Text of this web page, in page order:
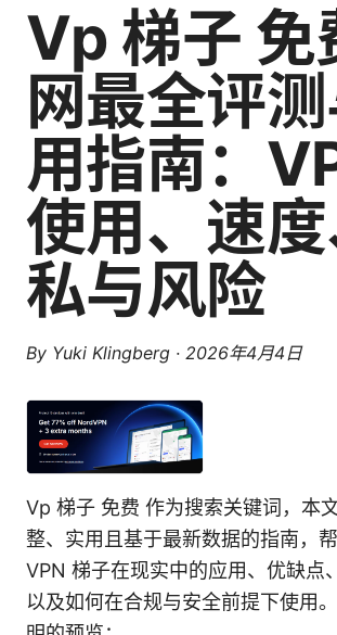
Vp 梯子 免
网最全评
用指南：
使用、速
私与风险
By Yuki Klingberg · 2026年4月4日
Vp 梯子 免费 作为搜索关键词，本
整、实用且基于最新数据的指南，
VPN 梯子在现实中的应用、优缺点
以及如何在合规与安全前提下使用